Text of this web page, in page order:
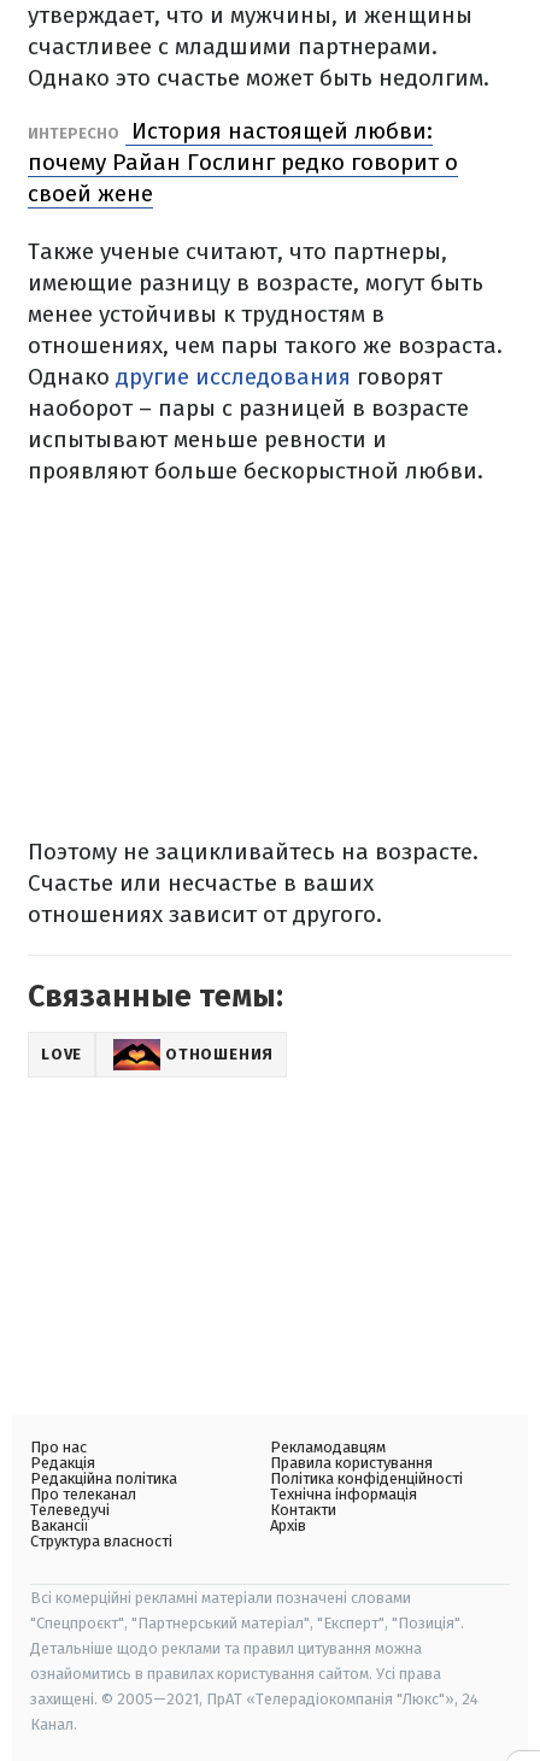
утверждает, что и мужчины, и женщины
счастливее с младшими партнерами.
Однако это счастье может быть недолгим.
ИНТЕРЕСНО
История настоящей любви:
почему Райан Гослинг редко говорит о
своей жене
Также ученые считают, что партнеры,
имеющие разницу в возрасте, могут быть
менее устойчивы к трудностям в
отношениях, чем пары такого же возраста.
Однако другие исследования говорят
наоборот – пары с разницей в возрасте
испытывают меньше ревности и
проявляют больше бескорыстной любви.
Поэтому не зацикливайтесь на возрасте.
Счастье или несчастье в ваших
отношениях зависит от другого.
Связанные темы:
LOVE ОТНОШЕНИЯ
Про нас
Редакція
Редакційна політика
Про телеканал
Телеведучі
Вакансії
Структура власності
Рекламодавцям
Правила користування
Політика конфіденційності
Технічна інформація
Контакти
Архів
Всі комерційні рекламні матеріали позначені словами
"Спецпроєкт", "Партнерський матеріал", "Експерт", "Позиція".
Детальніше щодо реклами та правил цитування можна
ознайомитись в правилах користування сайтом. Усі права
захищені. © 2005—2021, ПрАТ «Телерадіокомпанія "Люкс"», 24
Канал.